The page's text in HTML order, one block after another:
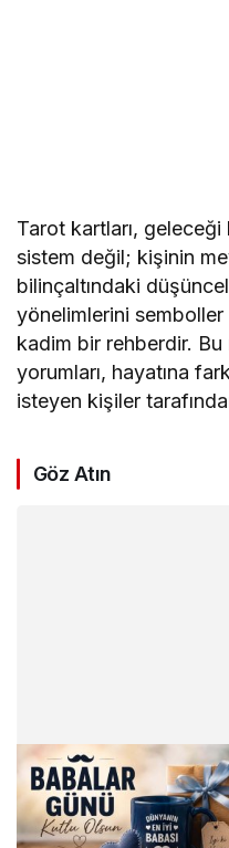
Tarot kartları,
sistem değil; kişinin
bilinçaltındaki
yönelimlerini semboller
kadim bir rehberdir.
yorumları, hayatına
isteyen kişiler
Göz Atın